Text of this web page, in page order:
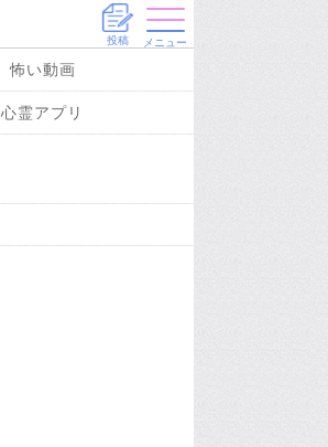
投稿 メニュー
怖い動画
心霊アプリ